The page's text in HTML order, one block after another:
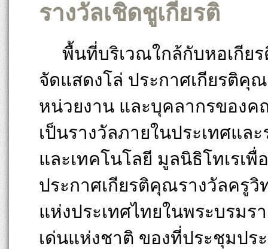
รางวัลเชิดชูเกียรติ
พื้นที่บริเวณใกล้กับหอเกีย
จัดแสดงโล่ ประกาศเกียรติคุ
หน่วยงาน และบุคลากรของ
เป็นรางวัลภายในประเทศแล
และเทคโนโลยี มูลนิธิโทเรเพื่
ประกาศเกียรติคุณรางวัลครู
แห่งประเทศไทยในพระบรม
เด่นแห่งชาติ ของที่ประชุมปร